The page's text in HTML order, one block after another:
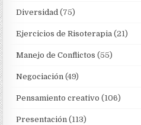
Diversidad (75)
Ejercicios de Risoterapia (21)
Manejo de Conflictos (55)
Negociación (49)
Pensamiento creativo (106)
Presentación (113)